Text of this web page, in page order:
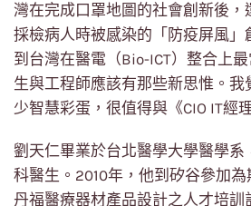
灣在完成口罩地圖的社會創新後，
採檢病人時被感染的「防疫屏風」
到台灣在醫電（Bio-ICT）整合上
生與工程師應該有那些新思惟。我
少智慧彩蛋，很值得與《CIO IT經
劉天仁畢業於台北醫學大學醫學系
科醫生。2010年，他到矽谷參加
丹福醫療器材產品設計之人才培